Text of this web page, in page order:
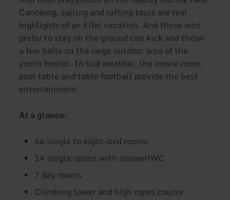
Canoeing, sailing and rafting tours are real
highlights of an Eifel vacation. And those who
prefer to stay on the ground can kick and throw
a few balls on the large outdoor area of the
youth hostel. In bad weather, the movie room,
pool table and table football provide the best
entertainment.
At a glance:
46 single to eight-bed rooms
14 single rooms with shower/WC
7 day rooms
Climbing tower and high ropes course